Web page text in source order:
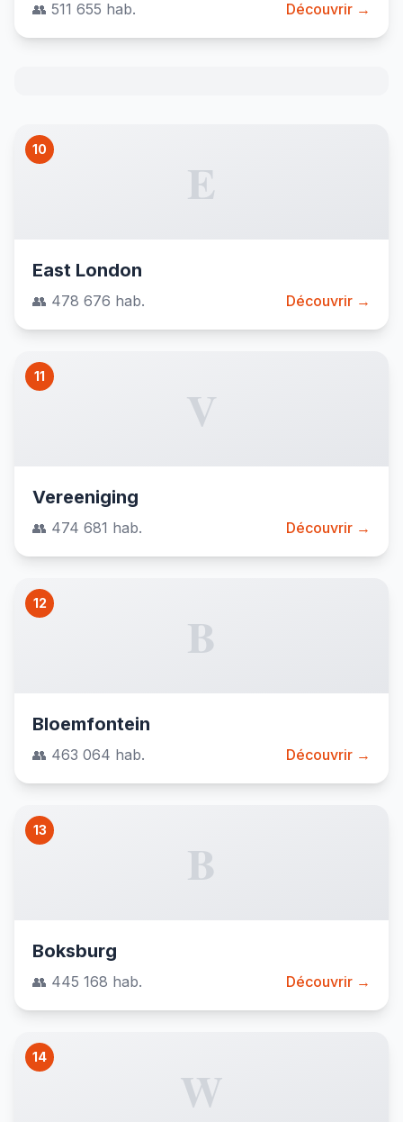
👥 511 655 hab. Découvrir →
10
E
East London
👥 478 676 hab. Découvrir →
11
V
Vereeniging
👥 474 681 hab. Découvrir →
12
B
Bloemfontein
👥 463 064 hab. Découvrir →
13
B
Boksburg
👥 445 168 hab. Découvrir →
14
W